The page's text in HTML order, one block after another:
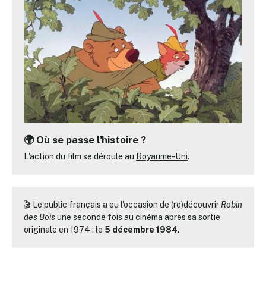
🌍 Où se passe l'histoire ?
L'action du film se déroule au Royaume-Uni.
🎬 Le public français a eu l'occasion de (re)découvrir Robin
des Boisune seconde fois au cinéma après sa sortie
originale en 1974 : le 5 décembre 1984.